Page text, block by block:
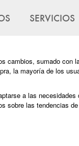
SERVICIOS
sumado
la mayoría de los
a las
sobre las tendencias